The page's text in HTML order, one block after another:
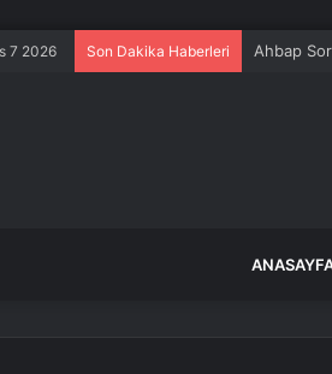
7 2026 Son Dakika Haberleri Ahbap